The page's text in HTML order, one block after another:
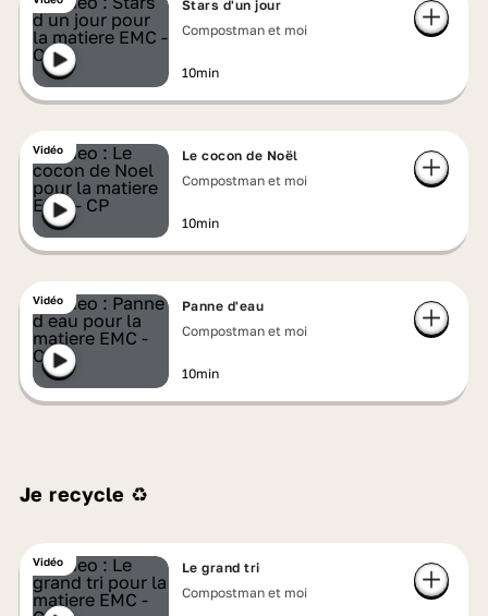
Stars d'un jour
Compostman et moi
10min
Vidéo
Le cocon de Noël
Compostman et moi
10min
Vidéo
Panne d'eau
Compostman et moi
10min
Je recycle ♻️
Vidéo
Le grand tri
Compostman et moi